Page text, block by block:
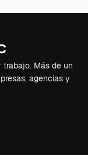
Más de un
agencias y